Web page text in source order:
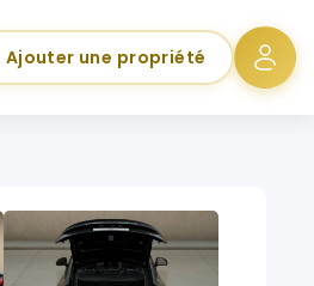
Ajouter une propriété